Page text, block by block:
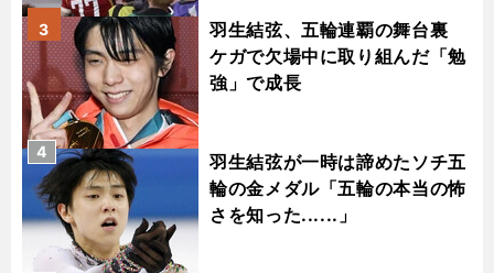
羽生結弦、五輪連覇の舞台裏
ケガで欠場中に取り組んだ「勉
強」で成長
3
羽生結弦が一時は諦めたソチ五
輪の金メダル「五輪の本当の怖
さを知った......」
4